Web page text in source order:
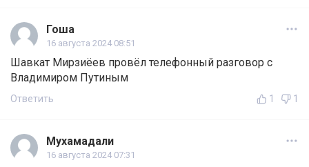
Гоша
16 августа 2024 08:51
Шавкат Мирзиёев провёл телефонный разговор с
Владимиром Путиным
Ответить 1 1
Мухамадали
16 августа 2024 07:31